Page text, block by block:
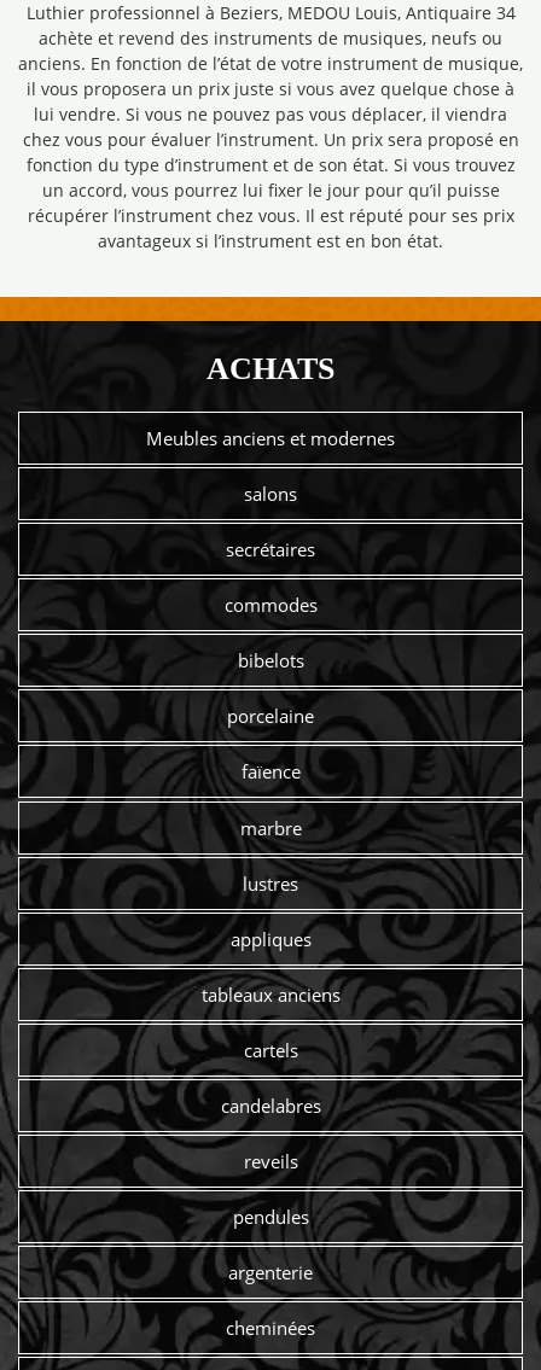
Luthier professionnel à Beziers, MEDOU Louis, Antiquaire 34
achète et revend des instruments de musiques, neufs ou
anciens. En fonction de l’état de votre instrument de musique,
il vous proposera un prix juste si vous avez quelque chose à
lui vendre. Si vous ne pouvez pas vous déplacer, il viendra
chez vous pour évaluer l’instrument. Un prix sera proposé en
fonction du type d’instrument et de son état. Si vous trouvez
un accord, vous pourrez lui fixer le jour pour qu’il puisse
récupérer l’instrument chez vous. Il est réputé pour ses prix
avantageux si l’instrument est en bon état.
ACHATS
Meubles anciens et modernes
salons
secrétaires
commodes
bibelots
porcelaine
faïence
marbre
lustres
appliques
tableaux anciens
cartels
candelabres
reveils
pendules
argenterie
cheminées